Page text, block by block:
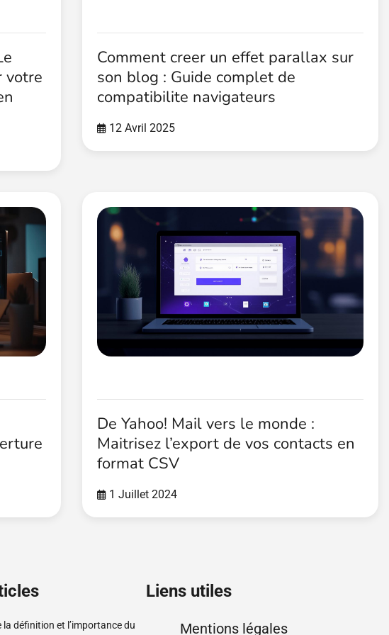
votre
Comment creer un effet parallax sur
son blog : Guide complet de
compatibilite navigateurs
12 Avril 2025
De Yahoo! Mail vers le monde :
Maitrisez l’export de vos contacts en
format CSV
1 Juillet 2024
la définition et l’importance du
Liens utiles
Mentions légales